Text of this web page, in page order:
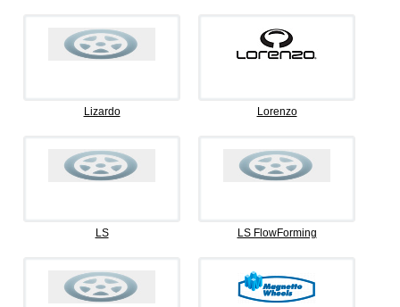
Lizardo Lorenzo
LS LS FlowForming